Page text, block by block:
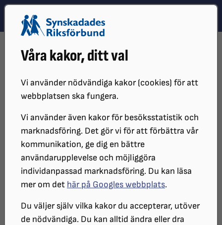
Våra kakor, ditt val
Vi använder nödvändiga kakor (cookies) för att
webbplatsen ska fungera.
Vi använder även kakor för besöksstatistik och
marknadsföring. Det gör vi för att förbättra vår
kommunikation, ge dig en bättre
användarupplevelse och möjliggöra
individanpassad marknadsföring. Du kan läsa
mer om det här på Googles webbplats.
Du väljer själv vilka kakor du accepterar, utöver
de nödvändiga. Du kan alltid ändra eller dra
Hoppa till innehåll
Hoppa till hitta snabbt
DISTRIKT
SRF ÖREBRO LÄN
SYNVINKELN
SYNvinkeln Oktober